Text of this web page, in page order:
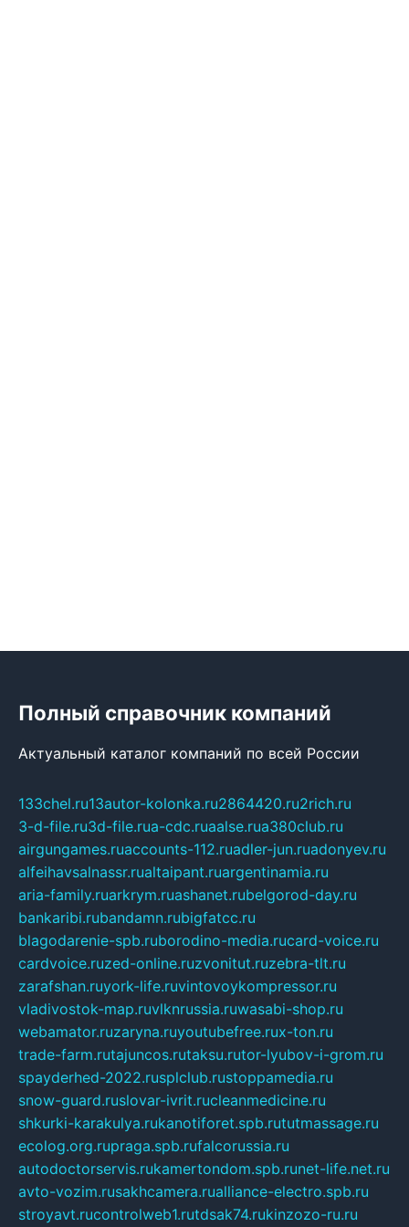
Полный справочник компаний
Актуальный каталог компаний по всей России
133chel.ru13autor-kolonka.ru2864420.ru2rich.ru
3-d-file.ru3d-file.rua-cdc.ruaalse.rua380club.ru
airgungames.ruaccounts-112.ruadler-jun.ruadonyev.ru
alfeihavsalnassr.rualtaipant.ruargentinamia.ru
aria-family.ruarkrym.ruashanet.rubelgorod-day.ru
bankaribi.rubandamn.rubigfatcc.ru
blagodarenie-spb.ruborodino-media.rucard-voice.ru
cardvoice.ruzed-online.ruzvonitut.ruzebra-tlt.ru
zarafshan.ruyork-life.ruvintovoykompressor.ru
vladivostok-map.ruvlknrussia.ruwasabi-shop.ru
webamator.ruzaryna.ruyoutubefree.rux-ton.ru
trade-farm.rutajuncos.rutaksu.rutor-lyubov-i-grom.ru
spayderhed-2022.rusplclub.rustoppamedia.ru
snow-guard.ruslovar-ivrit.rucleanmedicine.ru
shkurki-karakulya.rukanotiforet.spb.rututmassage.ru
ecolog.org.rupraga.spb.rufalcorussia.ru
autodoctorservis.rukamertondom.spb.runet-life.net.ru
avto-vozim.rusakhcamera.rualliance-electro.spb.ru
stroyavt.rucontrolweb1.rutdsak74.rukinzozo-ru.ru